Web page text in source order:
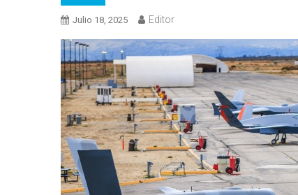
Julio 18, 2025 Editor